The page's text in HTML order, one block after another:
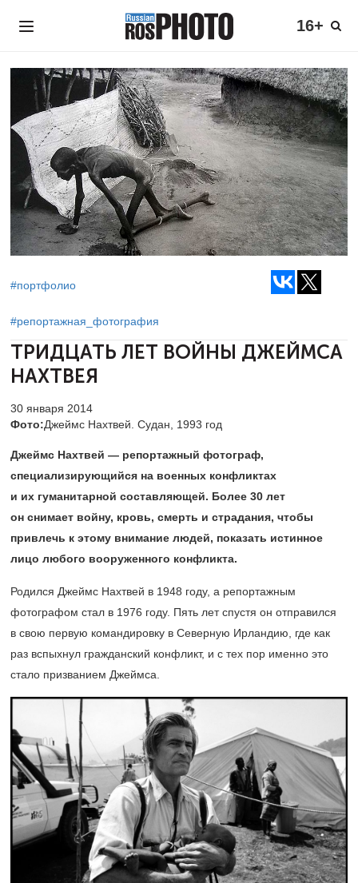
16+
#портфолио
#репортажная_фотография
ТРИДЦАТЬ ЛЕТ ВОЙНЫ ДЖЕЙМСА
НАХТВЕЯ
30 января 2014
Фото:Джеймс Нахтвей. Судан, 1993 год
Джеймс Нахтвей — репортажный фотограф,
специализирующийся на военных конфликтах
и их гуманитарной составляющей. Более 30 лет
он снимает войну, кровь, смерть и страдания, чтобы
привлечь к этому внимание людей, показать истинное
лицо любого вооруженного конфликта.
Родился Джеймс Нахтвей в 1948 году, а репортажным
фотографом стал в 1976 году. Пять лет спустя он отправился
в свою первую командировку в Северную Ирландию, где как
раз вспыхнул гражданский конфликт, и с тех пор именно это
стало призванием Джеймса.